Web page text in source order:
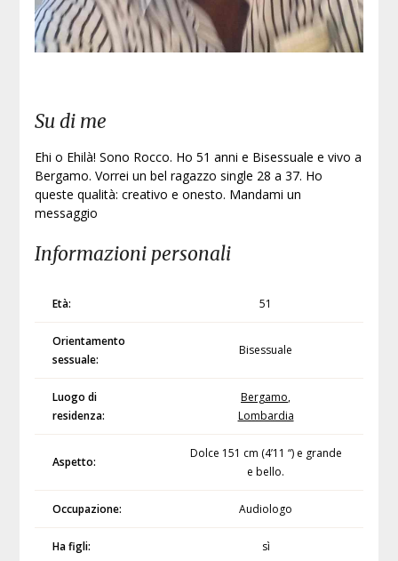
Su di me
Ehi o Ehilà! Sono Rocco. Ho 51 anni e Bisessuale e vivo a
Bergamo. Vorrei un bel ragazzo single 28 a 37. Ho
queste qualità: creativo e onesto. Mandami un
messaggio
Informazioni personali
Età: 51
Orientamento
sessuale:
Bisessuale
Luogo di
residenza:
Bergamo,
Lombardia
Aspetto:
Dolce 151 cm (4’11 “) e grande
e bello.
Occupazione: Audiologo
Ha figli: sì